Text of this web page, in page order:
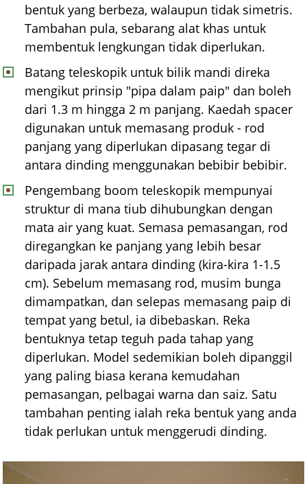
bentuk yang berbeza, walaupun tidak simetris.
Tambahan pula, sebarang alat khas untuk
membentuk lengkungan tidak diperlukan.
Batang teleskopik untuk bilik mandi direka
mengikut prinsip "pipa dalam paip" dan boleh
dari 1.3 m hingga 2 m panjang. Kaedah spacer
digunakan untuk memasang produk - rod
panjang yang diperlukan dipasang tegar di
antara dinding menggunakan bebibir bebibir.
Pengembang boom teleskopik mempunyai
struktur di mana tiub dihubungkan dengan
mata air yang kuat. Semasa pemasangan, rod
diregangkan ke panjang yang lebih besar
daripada jarak antara dinding (kira-kira 1-1.5
cm). Sebelum memasang rod, musim bunga
dimampatkan, dan selepas memasang paip di
tempat yang betul, ia dibebaskan. Reka
bentuknya tetap teguh pada tahap yang
diperlukan. Model sedemikian boleh dipanggil
yang paling biasa kerana kemudahan
pemasangan, pelbagai warna dan saiz. Satu
tambahan penting ialah reka bentuk yang anda
tidak perlukan untuk menggerudi dinding.